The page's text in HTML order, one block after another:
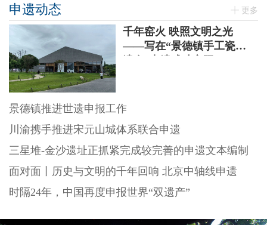
申遗动态 更多
千年窑火 映照文明之光
——写在“景德镇手工瓷业
景德镇推进世遗申报工作
川渝携手推进宋元山城体系联合申遗
三星堆-金沙遗址正抓紧完成较完善的申遗文本编制
面对面丨历史与文明的千年回响 北京中轴线申遗
时隔24年，中国再度申报世界“双遗产”